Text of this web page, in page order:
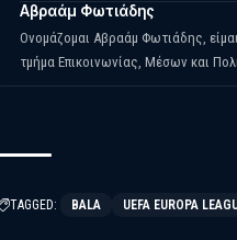
Αβραάμ Φωτιάδης
Ονομάζομαι Αβραάμ Φωτιάδης,
τμήμα Επικοινωνίας, Μέσων και
TAGGED: BALA UEFA EUROPA